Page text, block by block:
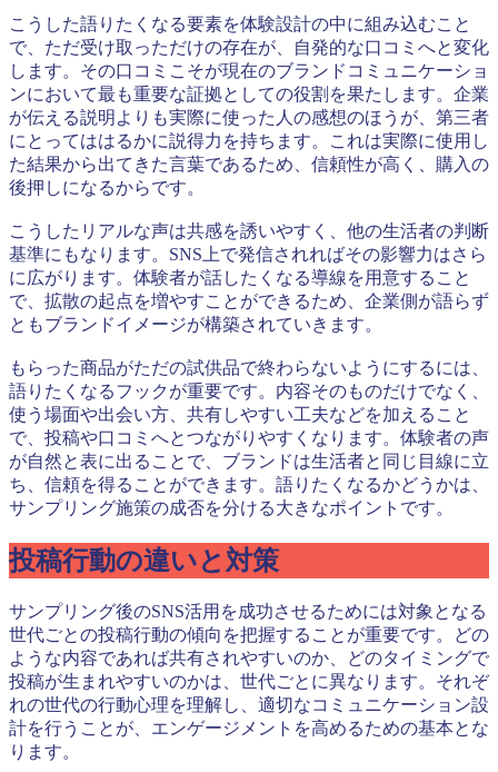
こうした語りたくなる要素を体験設計の中に組み込むこと
で、ただ受け取っただけの存在が、自発的な口コミへと変化
します。その口コミこそが現在のブランドコミュニケーショ
ンにおいて最も重要な証拠としての役割を果たします。企業
が伝える説明よりも実際に使った人の感想のほうが、第三者
にとってははるかに説得力を持ちます。これは実際に使用し
た結果から出てきた言葉であるため、信頼性が高く、購入の
後押しになるからです。
こうしたリアルな声は共感を誘いやすく、他の生活者の判断
基準にもなります。SNS上で発信されればその影響力はさら
に広がります。体験者が話したくなる導線を用意すること
で、拡散の起点を増やすことができるため、企業側が語らず
ともブランドイメージが構築されていきます。
もらった商品がただの試供品で終わらないようにするには、
語りたくなるフックが重要です。内容そのものだけでなく、
使う場面や出会い方、共有しやすい工夫などを加えること
で、投稿や口コミへとつながりやすくなります。体験者の声
が自然と表に出ることで、ブランドは生活者と同じ目線に立
ち、信頼を得ることができます。語りたくなるかどうかは、
サンプリング施策の成否を分ける大きなポイントです。
投稿行動の違いと対策
サンプリング後のSNS活用を成功させるためには対象となる
世代ごとの投稿行動の傾向を把握することが重要です。どの
ような内容であれば共有されやすいのか、どのタイミングで
投稿が生まれやすいのかは、世代ごとに異なります。それぞ
れの世代の行動心理を理解し、適切なコミュニケーション設
計を行うことが、エンゲージメントを高めるための基本とな
ります。